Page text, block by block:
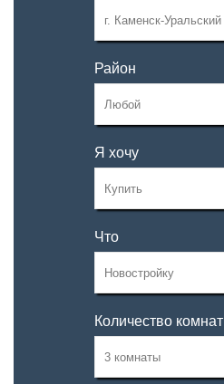
Район
Я хочу
Что
Количество комнат